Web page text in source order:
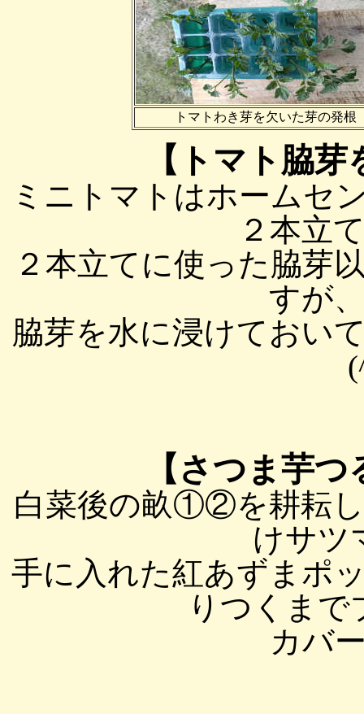
トマトわき芽を欠いた芽の発根
【トマト脇
ミニトマトはホームセ
２本立
２本立てに使った脇芽
すが
脇芽を水に浸けておい
【さつま芋
白菜後の畝①②を耕耘
けサツ
手に入れた紅あずまポ
りつくまで
カバ